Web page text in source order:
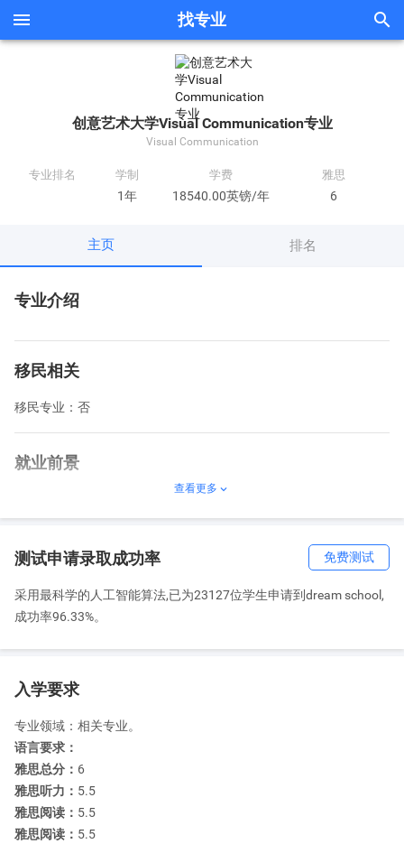
 找专业 
创意艺术大学Visual Communication专业
Visual Communication
专业排名 学制
1年
学费
18540.00英镑/年
雅思
6
主页 排名
专业介绍
移民相关
移民专业：否
就业前景
计工作提升到一个新的水平，并可能继续在各种不同的角色中发展
他们的才能。这些可能包括: 创意总监 印刷工人 平面设计师 数字生
产商 文案 展览设计师
如何申请
查看更多 
测试申请录取成功率
采用最科学的人工智能算法,已为23127位学生申请到dream school,
成功率96.33%。
免费测试
入学要求
专业领域：相关专业。
语言要求：
雅思总分： 6
雅思听力： 5.5
雅思阅读： 5.5
雅思阅读： 5.5